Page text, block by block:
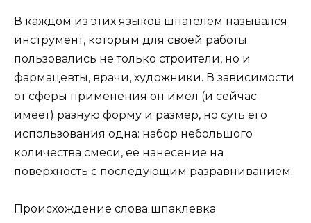
В каждом из этих языков шпателем назывался
инструмент, которым для своей работы
пользовались не только строители, но и
фармацевты, врачи, художники. В зависимости
от сферы применения он имел (и сейчас
имеет) разную форму и размер, но суть его
использования одна: набор небольшого
количества смеси, её нанесение на
поверхность с последующим разравниванием.
Происхождение слова шпаклевка